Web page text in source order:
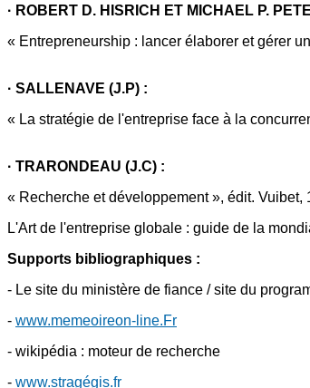
· ROBERT D. HISRICH ET MICHAEL P.
« Entrepreneurship : lancer élaborer et gérer
· SALLENAVE (J.P) :
« La stratégie de l'entreprise face à la
· TRARONDEAU (J.C) :
« Recherche et développement », édit. Vuibet,
L'Art de l'entreprise globale : guide de la
Supports bibliographiques :
- Le site du ministère de fiance / site du
- www.memeoireon-line.Fr
- wikipédia : moteur de recherche
- www.stragégis.fr